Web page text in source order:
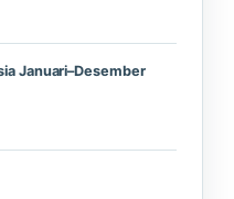
Januari–Desember